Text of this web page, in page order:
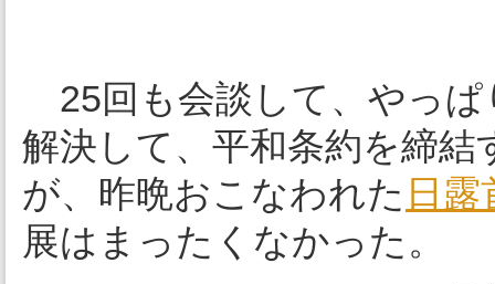
25回も会談して、やっ
解決して、平和条約を締
が、昨晩おこなわれた 日露
展はまったくなかった。